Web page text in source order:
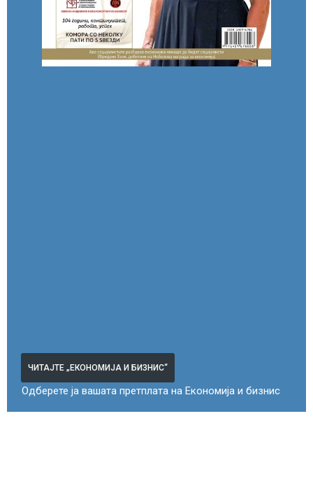
ЧИТАЈТЕ „ЕКОНОМИЈА И БИЗНИС“
Одберете ја вашата претплата на Економија и бизнис